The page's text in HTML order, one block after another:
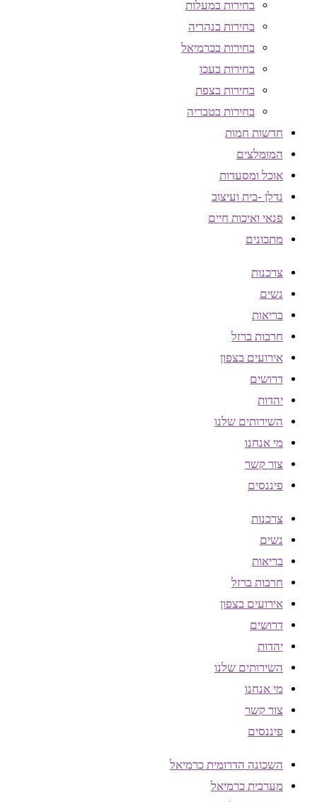
בחירות במעלות
בחירות בנהריה
בחירות בכרמיאל
בחירות בעכו
בחירות בצפת
בחירות בטבריה
חדשות חמות
המומלצים
אוכל ומסעדות
נדלן -בית ועיצוב
פנאי ואיכות חיים
מתכונים
צרכנות
נשים
בריאות
חרבות ברזל
אירועים בצפון
דרושים
יהדות
השירותים שלנו
מי אנחנו
צור קשר
פיננסים
צרכנות
נשים
בריאות
חרבות ברזל
אירועים בצפון
דרושים
יהדות
השירותים שלנו
מי אנחנו
צור קשר
פיננסים
השכונה הדרומית כרמיאל
מערבית כרמיאל